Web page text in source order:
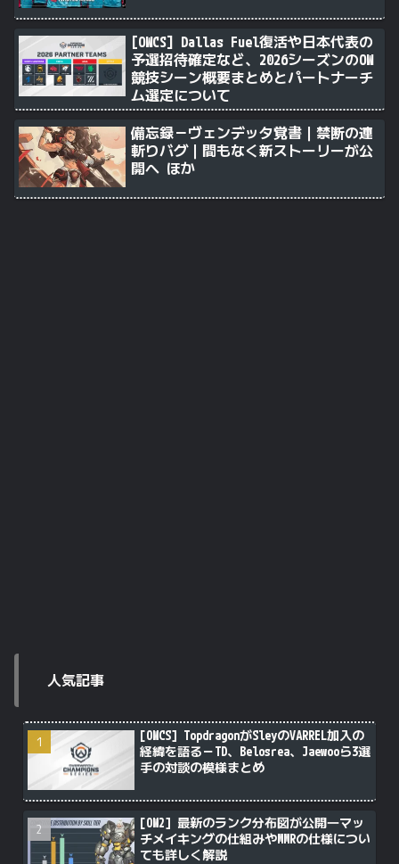
[OWCS] Dallas Fuel復活や日本代表の
予選招待確定など、2026シーズンのOW
競技シーン概要まとめとパートナーチ
ム選定について
備忘録－ヴェンデッタ覚書｜禁断の連
斬りバグ｜間もなく新ストーリーが公
開へ ほか
人気記事
[OWCS] TopdragonがSleyのVARREL加入の
経緯を語る－TD、Belosrea、Jaewooら3選
手の対談の模様まとめ
[OW2] 最新のランク分布図が公開―マッ
チメイキングの仕組みやMMRの仕様につい
ても詳しく解説